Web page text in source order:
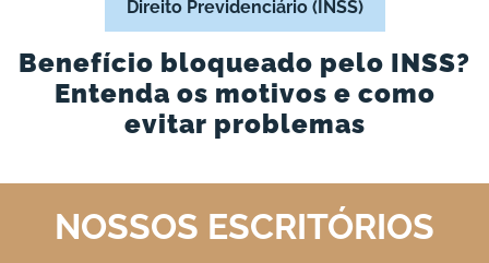
Direito Previdenciário (INSS)
Benefício bloqueado pelo INSS?
Entenda os motivos e como
evitar problemas
NOSSOS ESCRITÓRIOS